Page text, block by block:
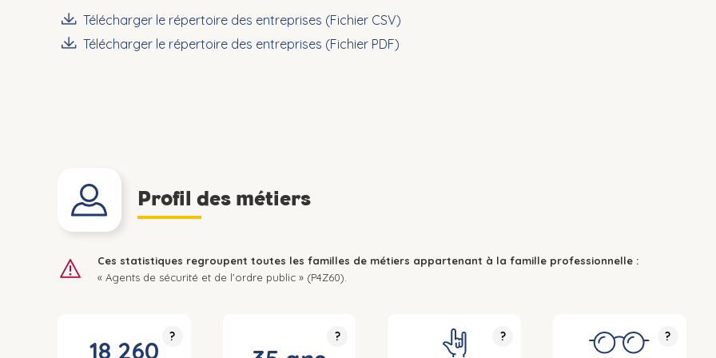
Télécharger le répertoire des entreprises (Fichier CSV)
Télécharger le répertoire des entreprises (Fichier PDF)
Profil des métiers
Ces statistiques regroupent toutes les familles de métiers appartenant à la famille professionnelle :
« Agents de sécurité et de l'ordre public » (P4Z60).
?
18 260 ? ? ?